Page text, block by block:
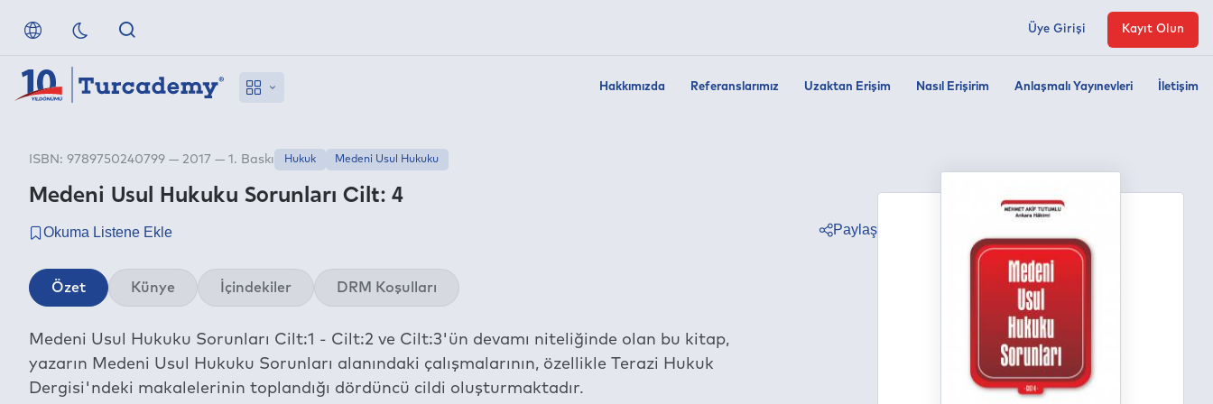
Hakkımızda Referanslarımız Uzaktan Erişim Nasıl Erişirim Anlaşmalı Yayınevleri İletişim
Üye Girişi Kayıt Olun
Medeni Usul Hukuku Sorunları Cilt: 4
ISBN: 9789750240799 — 2017 — 1. Baskı Hukuk Medeni Usul Hukuku
Paylaş
Özet Künye İçindekiler DRM Koşulları
Medeni Usul Hukuku Sorunları Cilt:1 - Cilt:2 ve Cilt:3'ün devamı niteliğinde olan bu kitap,
yazarın Medeni Usul Hukuku Sorunları alanındaki çalışmalarının, özellikle Terazi Hukuk
Dergisi'ndeki makalelerinin toplandığı dördüncü cildi oluşturmaktadır.